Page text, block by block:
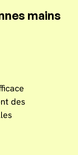
mains
des